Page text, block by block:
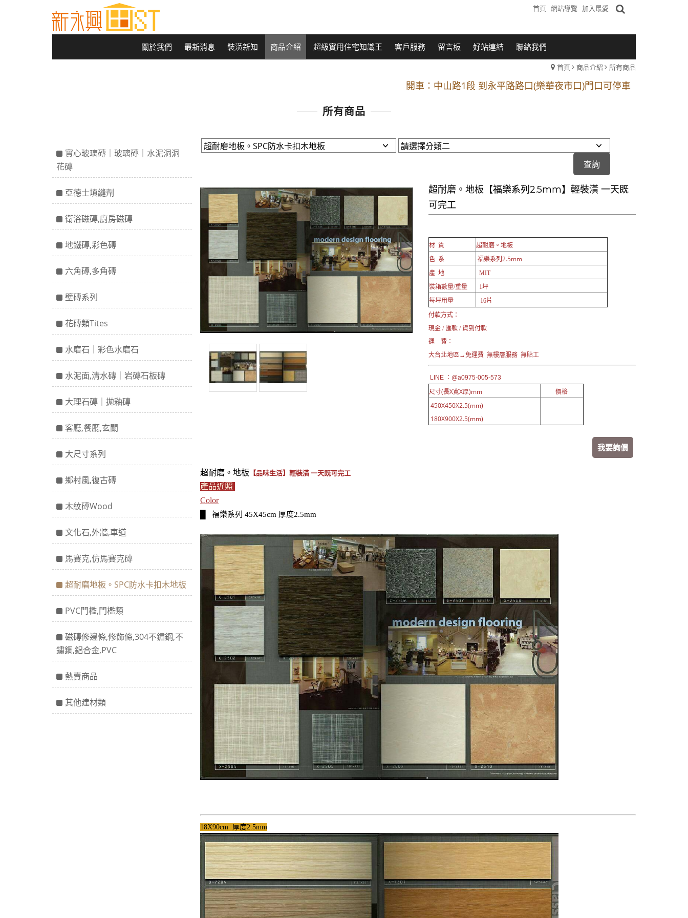
首頁 網站導覽 加入最愛
關於我們 最新消息 裝潢新知 商品介紹 超級實用住宅知識王 客戶服務 留言板 好站連結 聯絡我們
首頁 商品介紹 所有商品
開車：中山路1段 到永平路路口(樂華夜市口)門口可停車
捷運： 中和線【頂溪站 2 號出口】往中山路1段139號約10分鐘
原Line已滿 無法加Line好友 請親愛的客戶加入 LINE官方帳號@a0975005573
捷運： 中和線【頂溪站 2 號出口】往中山路1段139號約10分鐘
原Line已滿 無法加Line好友 請親愛的客戶加入 LINE官方帳號@a0975005573
所有商品
實心玻璃磚｜玻璃磚｜水泥洞洞
花磚
亞德士填縫劑
衛浴磁磚,廚房磁磚
地鐵磚,彩色磚
六角磚,多角磚
壁磚系列
花磚類Tites
水磨石｜彩色水磨石
水泥面,清水磚｜岩磚石板磚
大理石磚｜拋釉磚
客廳,餐廳,玄關
大尺寸系列
鄉村風,復古磚
木紋磚Wood
文化石,外牆,車道
馬賽克,仿馬賽克磚
超耐磨地板。SPC防水卡扣木地板
PVC門檻,門檻類
磁磚修邊條,修飾條,304不鏽鋼,不
鏽鋼,鋁合金,PVC
熱賣商品
其他建材類
超耐磨。地板【福樂系列2.5mm】輕裝潢 一天既
可完工
材 質 超耐磨。地板
色 系 福樂系列2.5mm
產 地
MIT
裝箱數量/重量
1坪
每坪用量
16片
付款方式：
現金 / 匯款 / 貨到付款
運 費：
大台北地區→免運費 無樓層服務 無貼工
LINE ：@a0975-005-573
尺寸(長X寬X厚)mm
價格
450X450X2.5(mm)
180X900X2.5(mm)
我要詢價
超耐磨。地板 【品味生活】輕裝潢 一天既可完工
產品近照
Color
█福樂系列 45X45cm 厚度2.5mm
18X90cm 厚度2.5mm